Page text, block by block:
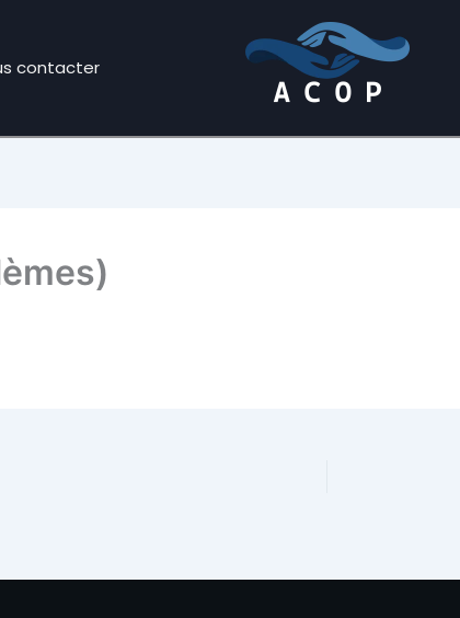
contacter